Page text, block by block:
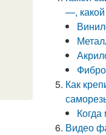
—,
Как
Видео